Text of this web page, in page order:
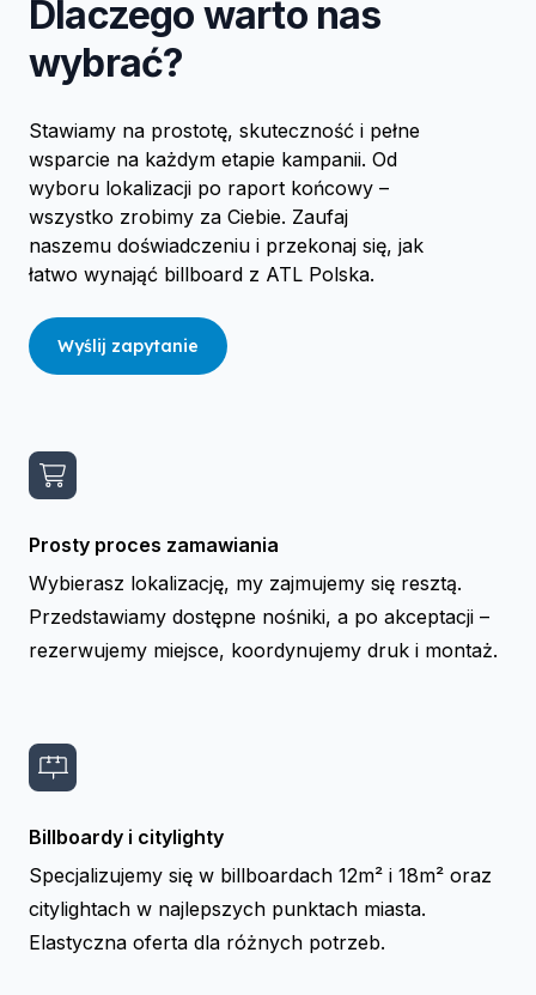
Dlaczego warto nas
wybrać?
Stawiamy na prostotę, skuteczność i pełne
wsparcie na każdym etapie kampanii. Od
wyboru lokalizacji po raport końcowy –
wszystko zrobimy za Ciebie. Zaufaj
naszemu doświadczeniu i przekonaj się, jak
łatwo wynająć billboard z ATL Polska.
Wyślij zapytanie
Prosty proces zamawiania
Wybierasz lokalizację, my zajmujemy się resztą.
Przedstawiamy dostępne nośniki, a po akceptacji –
rezerwujemy miejsce, koordynujemy druk i montaż.
Billboardy i citylighty
Specjalizujemy się w billboardach 12m² i 18m² oraz
citylightach w najlepszych punktach miasta.
Elastyczna oferta dla różnych potrzeb.